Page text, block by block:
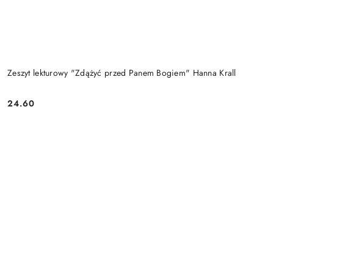
Zeszyt lekturowy "Zdążyć przed Panem Bogiem" Hanna Krall
Cena:
24.60